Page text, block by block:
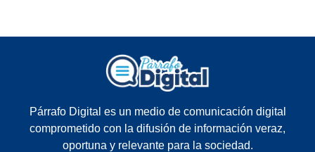
Párrafo Digital es un medio de comunicación digital
comprometido con la difusión de información veraz,
oportuna y relevante para la sociedad.